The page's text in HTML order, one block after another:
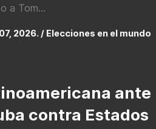
a Tom...
2026. / Elecciones en el mundo
ante
contra Estados